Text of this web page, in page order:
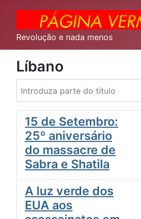
Revolução e nada menos
Líbano
Introduza parte do título
15 de Setembro:
25º aniversário
do massacre de
Sabra e Shatila
A luz verde dos
EUA aos